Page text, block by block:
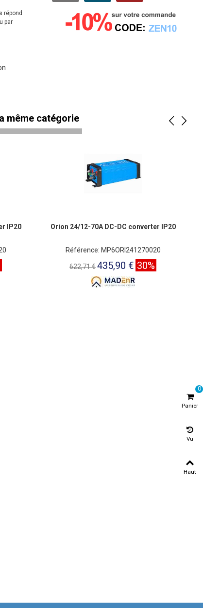
répond
par
même catégorie
IP20 Orion 24/12-70A DC-DC converter IP20
Référence: MP6ORI241270020
622,71 €435,90 € 30%
Panier
0
Vu
Haut